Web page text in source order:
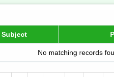
Subject
No matching records